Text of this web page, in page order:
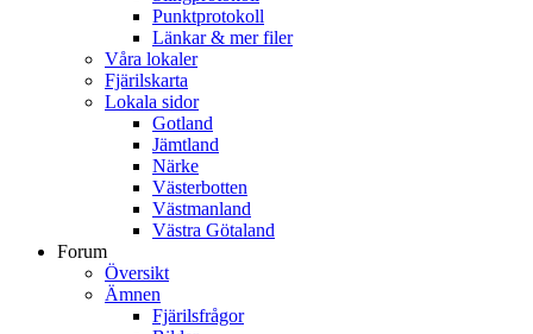
Punktprotokoll
Länkar & mer filer
Våra lokaler
Fjärilskarta
Lokala sidor
Gotland
Jämtland
Närke
Västerbotten
Västmanland
Västra Götaland
Forum
Översikt
Ämnen
Fjärilsfrågor